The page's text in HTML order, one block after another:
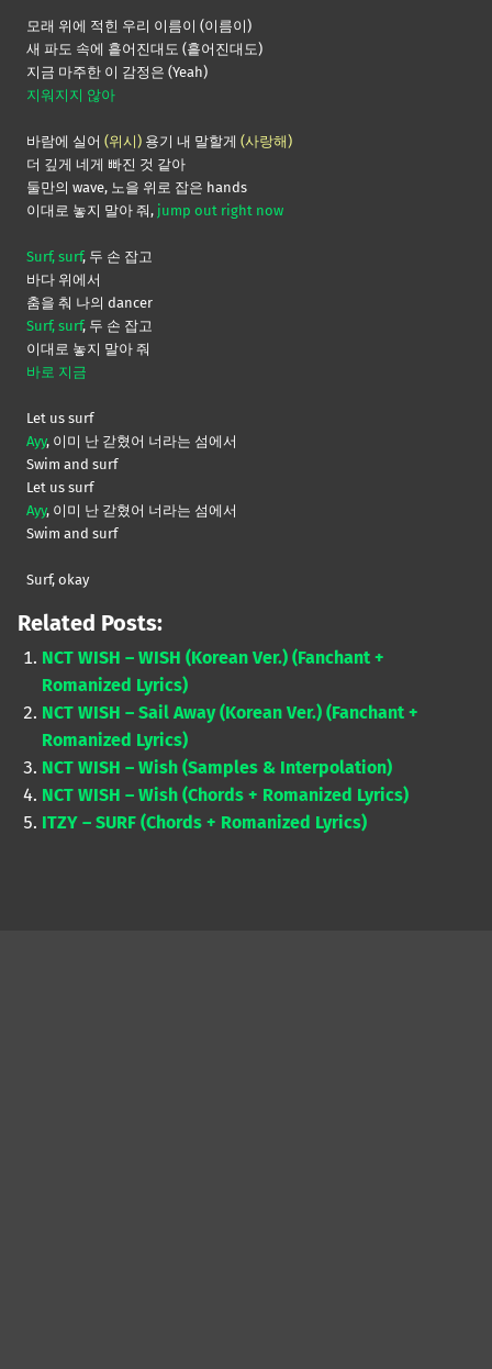
모래 위에 적힌 우리 이름이 (이름이)
새 파도 속에 흩어진대도 (흩어진대도)
지금 마주한 이 감정은 (Yeah)
지워지지 않아
바람에 실어 (위시) 용기 내 말할게 (사랑해)
더 깊게 네게 빠진 것 같아
둘만의 wave, 노을 위로 잡은 hands
이대로 놓지 말아 줘, jump out right now
Surf, surf, 두 손 잡고
바다 위에서
춤을 춰 나의 dancer
Surf, surf, 두 손 잡고
이대로 놓지 말아 줘
바로 지금
Let us surf
Ayy, 이미 난 갇혔어 너라는 섬에서
Swim and surf
Let us surf
Ayy, 이미 난 갇혔어 너라는 섬에서
Swim and surf
Surf, okay
Related Posts:
NCT WISH – WISH (Korean Ver.) (Fanchant +
Romanized Lyrics)
NCT WISH – Sail Away (Korean Ver.) (Fanchant +
Romanized Lyrics)
NCT WISH – Wish (Samples & Interpolation)
NCT WISH – Wish (Chords + Romanized Lyrics)
ITZY – SURF (Chords + Romanized Lyrics)